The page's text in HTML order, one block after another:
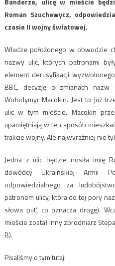
Roman Szuchewycz,
czasie II wojny światowej.
Władze położonego w obwodzie
nazwy ulic, których patronami
element derusyfikacji
BBC, decyzję o zmianach nazw
Wołodymyr Macokin. Jest to już
ulic w tym mieście. Macokin
upamiętniają w ten sposób
trakcie wojny. Ale najwyraźniej nie
Jedna z ulic będzie nosiła imię
dowódcy Ukraińskiej Armii
odpowiedzialnego za
patronem ulicy, która do tej pory
słowa put’, co oznacza drogę).
mieście został inny zbrodniarz
B).
Pisaliśmy o tym tutaj: